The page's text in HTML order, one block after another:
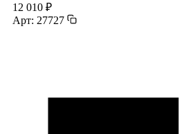
12 010 ₽
Арт: 27727